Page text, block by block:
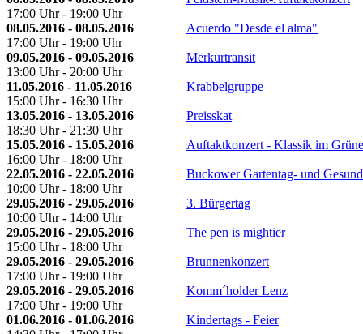
17:00 Uhr - 19:00 Uhr
08.05.2016 - 08.05.2016
17:00 Uhr - 19:00 Uhr
Acuerdo "Desde el alma"
09.05.2016 - 09.05.2016
13:00 Uhr - 20:00 Uhr
Merkurtransit
11.05.2016 - 11.05.2016
15:00 Uhr - 16:30 Uhr
Krabbelgruppe
13.05.2016 - 13.05.2016
18:30 Uhr - 21:30 Uhr
Preisskat
15.05.2016 - 15.05.2016
16:00 Uhr - 18:00 Uhr
Auftaktkonzert - Klassik im
22.05.2016 - 22.05.2016
10:00 Uhr - 18:00 Uhr
Buckower Gartentag- und
29.05.2016 - 29.05.2016
10:00 Uhr - 14:00 Uhr
3. Bürgertag
29.05.2016 - 29.05.2016
15:00 Uhr - 18:00 Uhr
The pen is mightier
29.05.2016 - 29.05.2016
17:00 Uhr - 19:00 Uhr
Brunnenkonzert
29.05.2016 - 29.05.2016
17:00 Uhr - 19:00 Uhr
Komm´holder Lenz
01.06.2016 - 01.06.2016
Kindertags - Feier